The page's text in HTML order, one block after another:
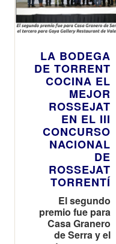
LA BODEGA
DE TORRENT
COCINA EL
MEJOR
ROSSEJAT
EN EL III
CONCURSO
NACIONAL
DE
ROSSEJAT
TORRENTÍ
El segundo
premio fue para
Casa Granero
de Serra y el